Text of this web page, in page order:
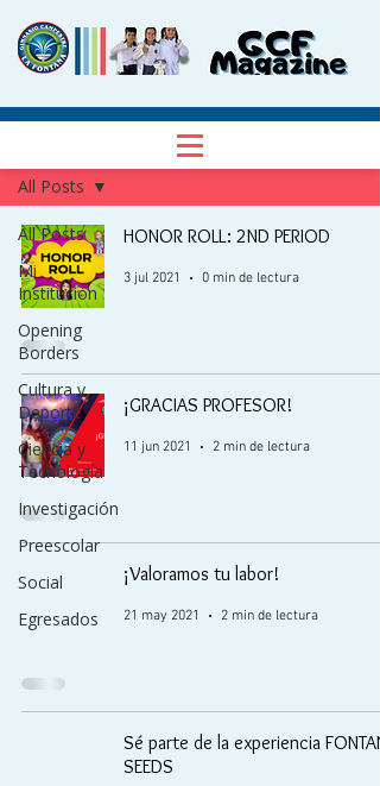
All Posts
Mi
Institución
Opening
Borders
Cultura y
Deporte
Ciencia y
Tecnología
Investigación
Preescolar
Social
Egresados
All Posts
HONOR ROLL: 2ND PERIOD
3 jul 2021 0 min de lectura
¡GRACIAS PROFESOR!
11 jun 2021 2 min de lectura
¡Valoramos tu labor!
21 may 2021 2 min de lectura
Sé parte de la experiencia
SEEDS